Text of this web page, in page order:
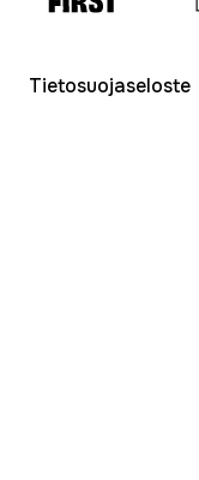
Tietosuojaseloste